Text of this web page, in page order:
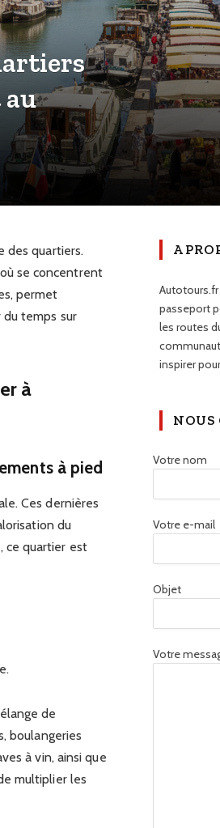
des quartiers.
se concentrent
permet
du temps sur
à
à pied
Ces dernières
du
ce quartier est
de
boulangeries
à vin, ainsi que
multiplier les
A
passeport
les routes
inspirer
NOUS
Votre nom
Votre e-mail
Objet
Votre